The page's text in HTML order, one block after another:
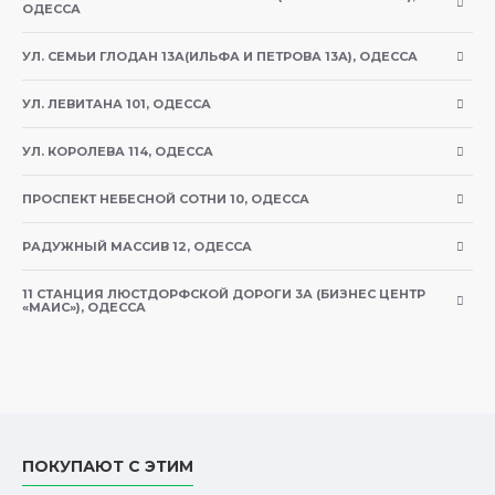
белки
клетчатка
ОДЕССА
УЛ. СЕМЬИ ГЛОДАН 13А(ИЛЬФА И ПЕТРОВА 13А), ОДЕССА
УЛ. ЛЕВИТАНА 101, ОДЕССА
УЛ. КОРОЛЕВА 114, ОДЕССА
ПРОСПЕКТ НЕБЕСНОЙ СОТНИ 10, ОДЕССА
РАДУЖНЫЙ МАССИВ 12, ОДЕССА
11 СТАНЦИЯ ЛЮСТДОРФСКОЙ ДОРОГИ 3А (БИЗНЕС ЦЕНТР
«МАИС»), ОДЕССА
ПОКУПАЮТ С ЭТИМ